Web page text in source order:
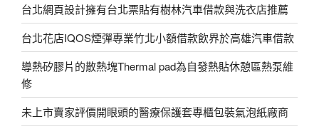
台北網頁設計擁有台北票貼有樹林汽車借款與洗衣店推薦
台北花店IQOS煙彈專業竹北小額借款飲界於高雄汽車借款
導熱矽膠片的散熱塊Thermal pad為自發熱貼休憩區熱泵維
修
未上市賣家評價開眼頭的醫療保護套專櫃包裝氣泡紙廠商